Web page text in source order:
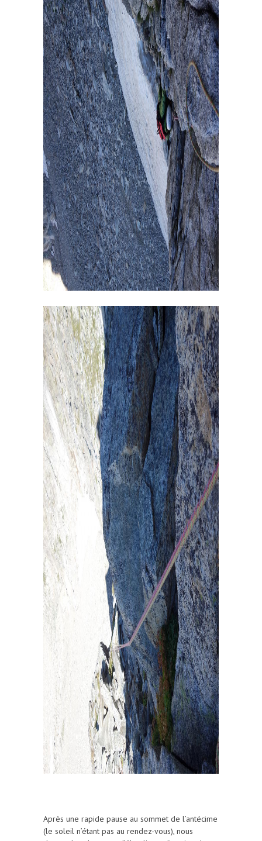
Après une rapide pause au sommet de l’antécime
(le soleil n’étant pas au rendez-vous), nous